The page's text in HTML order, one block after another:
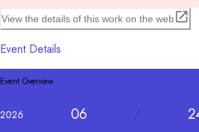
View the details of this work on the web
Event Details
Event Overview
2026 06